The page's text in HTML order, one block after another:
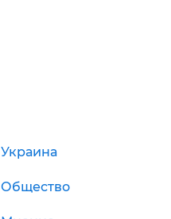
Украина
Общество